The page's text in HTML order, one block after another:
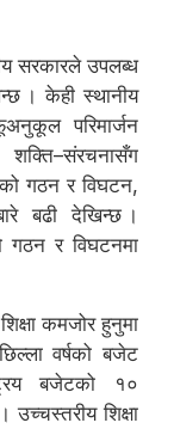
सरकारले उपलब्ध
। केही स्थानीय
परिमार्जन
गठन र विघटन,
बढी देखिन्छ ।
गठन र विघटनमा
कमजोर हुनुमा
वर्षको बजेट
बजेटको १०
उच्चस्तरीय शिक्षा